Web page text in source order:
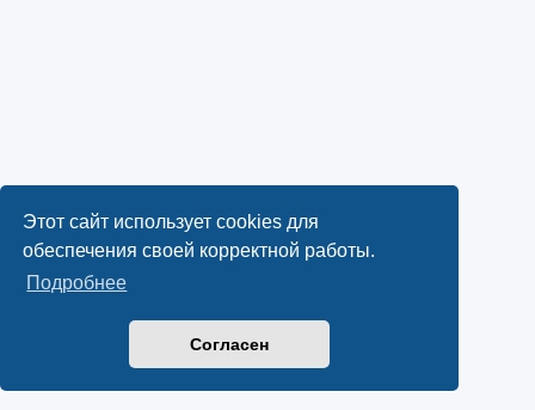
Этот сайт использует cookies для
обеспечения своей корректной работы.
Подробнее
Согласен